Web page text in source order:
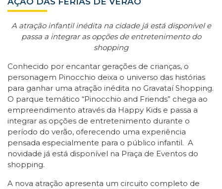
A atração infantil inédita na cidade já está disponível e
passa a integrar as opções de entretenimento do
shopping
Conhecido por encantar gerações de crianças, o
personagem Pinocchio deixa o universo das histórias
para ganhar uma atração inédita no Gravataí Shopping.
O parque temático “Pinocchio and Friends” chega ao
empreendimento através da Happy Kids e passa a
integrar as opções de entretenimento durante o
período do verão, oferecendo uma experiência
pensada especialmente para o público infantil. A
novidade já está disponível na Praça de Eventos do
shopping.
A nova atração apresenta um circuito completo de